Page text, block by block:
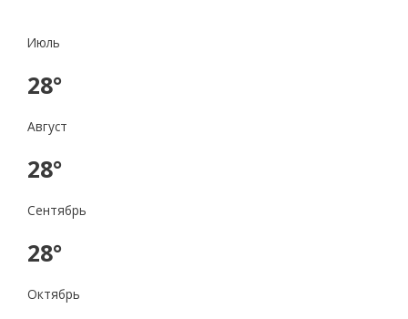
Июль
28°
Август
28°
Сентябрь
28°
Октябрь